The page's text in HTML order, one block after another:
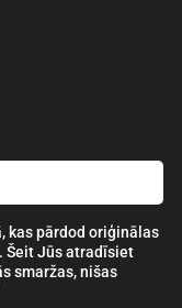
kas pārdod oriģinālas
Šeit Jūs atradīsiet
smaržas, nišas